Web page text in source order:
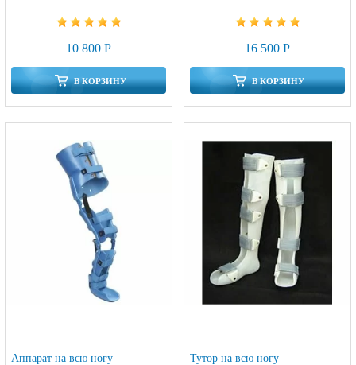
10 800 Р
В КОРЗИНУ
16 500 Р
В КОРЗИНУ
Аппарат на всю ногу Тутор на всю ногу